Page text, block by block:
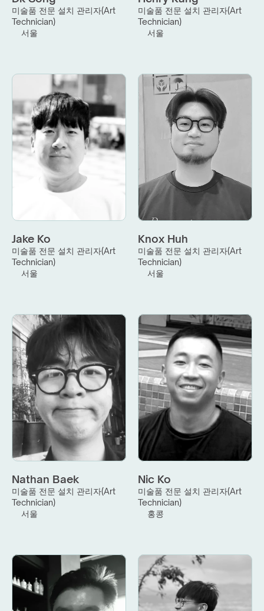
미술품 전문 설치 관리자(Art
Technician)
서울
미술품 전문 설치 관리자(Art
Technician)
서울
Jake Ko
미술품 전문 설치 관리자(Art
Technician)
서울
Knox Huh
미술품 전문 설치 관리자(Art
Technician)
서울
Nathan Baek
미술품 전문 설치 관리자(Art
Technician)
서울
Nic Ko
미술품 전문 설치 관리자(Art
Technician)
홍콩